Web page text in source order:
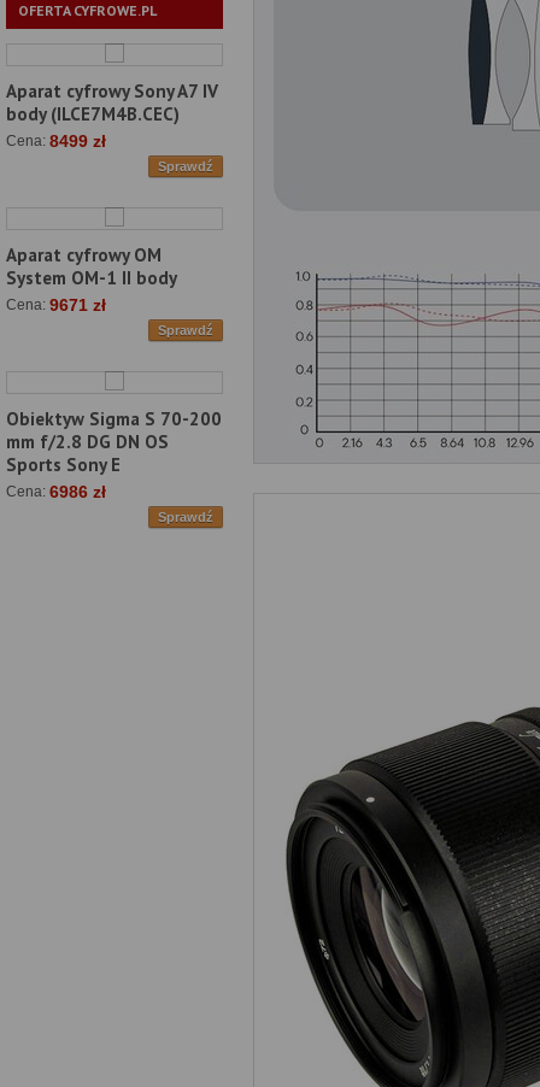
OFERTA CYFROWE.PL
Aparat cyfrowy Sony A7 IV
body (ILCE7M4B.CEC)
Cena: 8499 zł
Sprawdź
Aparat cyfrowy OM
System OM-1 II body
Cena: 9671 zł
Sprawdź
Obiektyw Sigma S 70-200
mm f/2.8 DG DN OS
Sports Sony E
Cena: 6986 zł
Sprawdź